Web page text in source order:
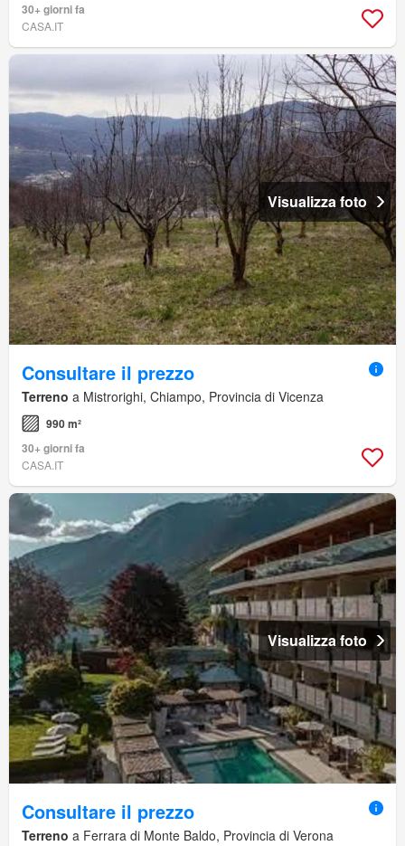
30+ giorni fa
CASA.IT
Visualizza foto
Consultare il prezzo
Terreno a Mistrorighi, Chiampo, Provincia di Vicenza
990 m²
30+ giorni fa
CASA.IT
Visualizza foto
Consultare il prezzo
Terreno a Ferrara di Monte Baldo, Provincia di Verona